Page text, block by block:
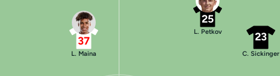
37
L. Maina
23
C. Sickinger
25
L. Petkov